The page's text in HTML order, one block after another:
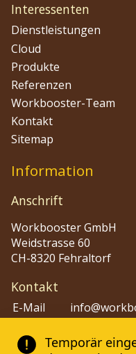
Interessenten
Dienstleistungen
Cloud
Produkte
Referenzen
Workbooster-Team
Kontakt
Sitemap
Information
Anschrift
Workbooster GmbH
Weidstrasse 60
CH-8320 Fehraltorf
Kontakt
E-Mail